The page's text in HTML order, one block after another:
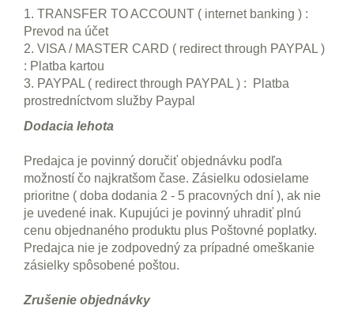
1. TRANSFER TO ACCOUNT ( internet banking ) :
Prevod na účet
2. VISA / MASTER CARD ( redirect through PAYPAL )
: Platba kartou
3. PAYPAL ( redirect through PAYPAL ) : Platba
prostredníctvom služby Paypal
Dodacia lehota
Predajca je povinný doručiť objednávku podľa
možností čo najkratšom čase. Zásielku odosielame
prioritne ( doba dodania 2 - 5 pracovných dní ), ak nie
je uvedené inak. Kupujúci je povinný uhradiť plnú
cenu objednaného produktu plus Poštovné poplatky.
Predajca nie je zodpovedný za prípadné omeškanie
zásielky spôsobené poštou.
Zrušenie objednávky